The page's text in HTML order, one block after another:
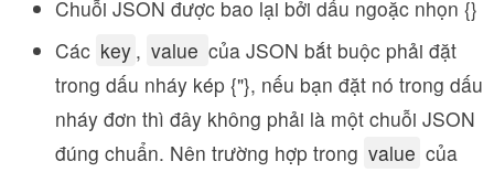
Chuỗi JSON được bao lại bởi dấu ngoặc nhọn {}
Các key , value của JSON bắt buộc phải đặt
trong dấu nháy kép {"}, nếu bạn đặt nó trong dấu
nháy đơn thì đây không phải là một chuỗi JSON
đúng chuẩn. Nên trường hợp trong value của